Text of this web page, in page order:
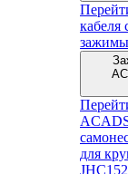
кабеля
зажимы
для